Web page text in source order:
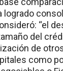
logrado
“el
del
de
como